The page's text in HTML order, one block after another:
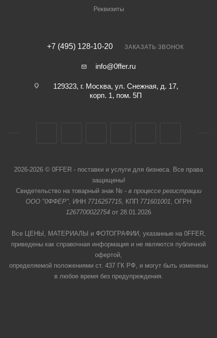
Реквизиты
+7 (495) 128-10-20 ЗАКАЗАТЬ ЗВОНОК
info@0ffer.ru
129323, г. Москва, ул. Снежная, д. 17,
корп. 1, пом. 5П
2026-2026 © 0FFER - поставки и услуги для бизнеса. Все права
защищены!
Свидетельство на товарный знак № - в процессе регистрации
ООО "0ФФЕР", ИНН 7716257715, КПП 771601001, ОГРН
1267700022754 от 28.01.2026
Все ЦЕНЫ, МАТЕРИАЛЫ и ФОТОГРАФИИ, указанные на 0FFER,
приведены как справочная информация и не являются публичной
офертой,
определяемой положениями ст. 437 ГК РФ, и могут быть изменены
в любое время без предупреждения.